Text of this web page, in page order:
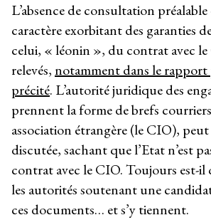
L’absence de consultation
caractère exorbitant des garanties
celui, « léonin », du contrat avec
relevés,notamment dans le rapport
précité. L’autorité juridique des
prennent la forme de brefs courriers
association étrangère (le CIO), peut
discutée, sachant que l’Etat n’est
contrat avec le CIO. Toujours est-il
les autorités soutenant une
ces documents… et s’y tiennent.